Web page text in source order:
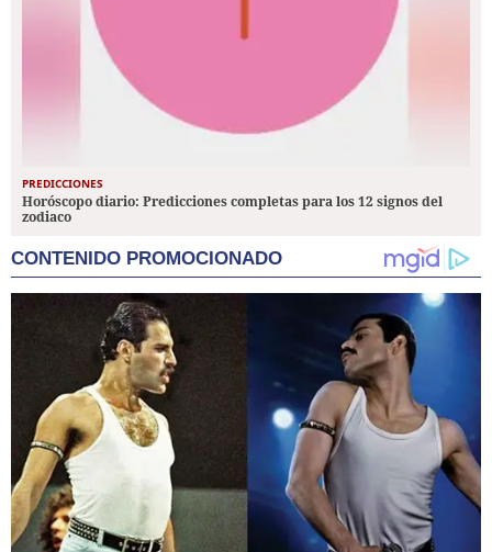
PREDICCIONES
Horóscopo diario: Predicciones completas para los 12 signos del
zodiaco
CONTENIDO PROMOCIONADO